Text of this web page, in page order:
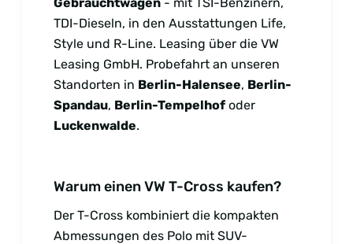
TDI-Dieseln, in den Ausstattungen Life,
Style und R-Line. Leasing über die VW
Leasing GmbH. Probefahrt an unseren
Standorten in Berlin-Halensee, Berlin-
Spandau, Berlin-Tempelhof oder
Luckenwalde.
Warum einen VW T-Cross kaufen?
Der T-Cross kombiniert die kompakten
Abmessungen des Polo mit SUV-